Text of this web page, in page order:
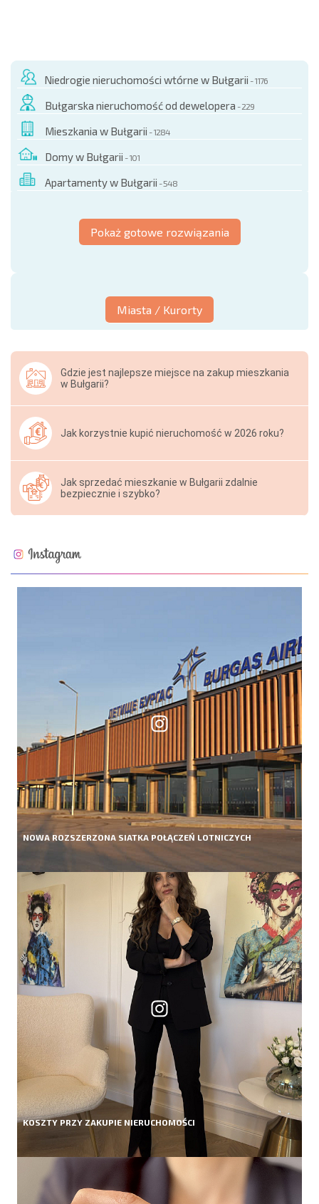
Niedrogie nieruchomości wtórne w Bułgarii - 1176
Bułgarska nieruchomość od dewelopera - 229
Mieszkania w Bułgarii - 1284
Domy w Bułgarii - 101
Apartamenty w Bułgarii - 548
Pokaż gotowe rozwiązania
Miasta / Kurorty
Gdzie jest najlepsze miejsce na zakup mieszkania
w Bułgarii?
Jak korzystnie kupić nieruchomość w 2026 roku?
Jak sprzedać mieszkanie w Bułgarii zdalnie
bezpiecznie i szybko?
NOWA ROZSZERZONA SIATKA POŁĄCZEŃ LOTNICZYCH
KOSZTY PRZY ZAKUPIE NIERUCHOMOŚCI